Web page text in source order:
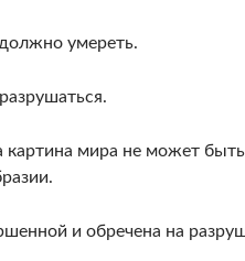
умереть.
картина мира не может
и обречена на